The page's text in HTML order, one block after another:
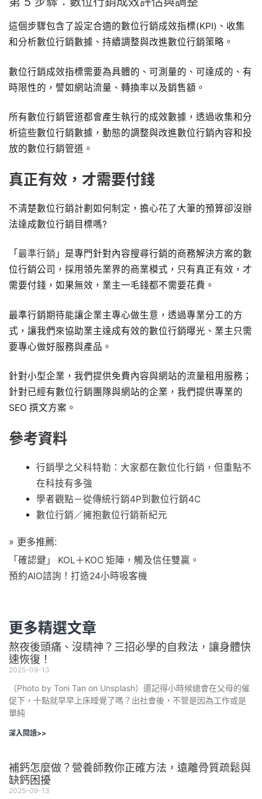
這個步驟包含了設定合適的數位行銷成效指標(KPI)、收集
和分析數位行銷數據、持續調整與改進數位行銷策略。
數位行銷成效指標需要為具體的、可測量的、可達成的、有
時限性的，譬如網站流量、轉換率以及銷售額。
所有數位行銷管道都會產生執行的成效數據，透過收集和分
析這些數位行銷數據，動態的調整與改進數位行銷內容和投
放的數位行銷管道。
真正有效，才需要付錢
不清楚數位行銷計劃如何制定，擔心花了大筆的預算卻沒辦
法達成數位行銷目標嗎?
「 最準行銷 」是專門針對內容搜尋行銷的商務解決方案的數
位行銷公司，採用領先業界的商業模式，只有真正有效，才
需要付錢，如果無效，業主一毛錢都不需要花費。
最準行銷期待能讓企業主專心做生意，透過專業分工的方
式，讓我們來協助業主達成有效的數位行銷曝光、業主只需
要專心做好服務與產品。
針對小型企業，我們提供免費內容與網站的流量租用服務；
針對已經有數位行銷團隊與網站的企業，我們提供專業的
SEO 撰文方案。
參考資料
行銷學之父科特勒：大家都在數位化行銷，但重點不
在科技有多強
學者觀點－從傳統行銷4P到數位行銷4C
數位行銷／擁抱數位行銷新紀元
» 更多推薦:
「確認鍵」 KOL＋KOC 矩陣，觸及信任雙贏。
預約AIO諮詢！打造24小時吸客機
更多精選文章
熬夜後頭痛、沒精神？三招必學的自救法，讓身體快
速恢復！
2025-09-13
（Photo by Toni Tan on Unsplash）還記得小時候總會在父母的催
促下，十點就早早上床睡覺了嗎？出社會後，不管是因為工作或是
單純
深入閱讀>>
補鈣怎麼做？營養師教你正確方法，遠離骨質疏鬆與
缺鈣困擾
2025-09-13